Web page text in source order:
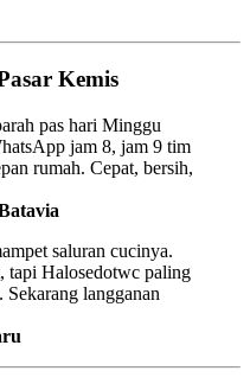
Kemis
pas hari Minggu
jam 8, jam 9 tim
rumah. Cepat, bersih,
saluran cucinya.
tapi Halosedotwc paling
Sekarang langganan